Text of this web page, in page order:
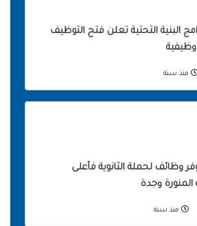
البنية التحتية تعلن فتح التوظيف
منذ سنة
وظائف لحملة الثانوية فأعلى
المنورة وجدة
منذ سنة